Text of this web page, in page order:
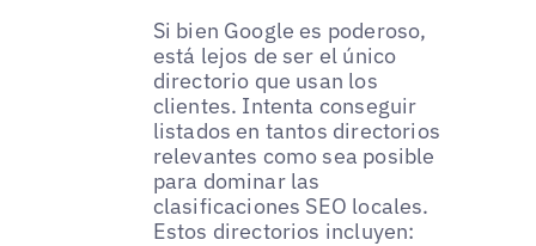
Si bien Google es poderoso,
está lejos de ser el único
directorio que usan los
clientes. Intenta conseguir
listados en tantos directorios
relevantes como sea posible
para dominar las
clasificaciones SEO locales.
Estos directorios incluyen: